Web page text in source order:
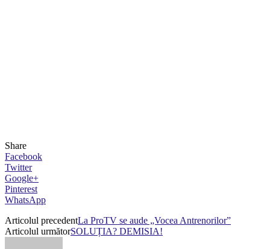
Share
Facebook
Twitter
Google+
Pinterest
WhatsApp
Articolul precedentLa ProTV se aude „Vocea Antrenorilor”
Articolul următorSOLUȚIA? DEMISIA!